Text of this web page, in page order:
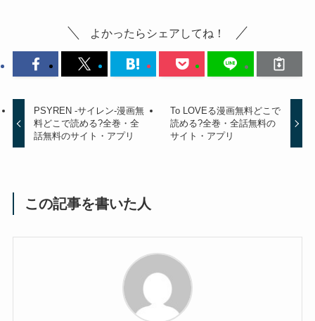
よかったらシェアしてね！
PSYREN -サイレン-漫画無
料どこで読める?全巻・全
話無料のサイト・アプリ
To LOVEる漫画無料どこで
読める?全巻・全話無料の
サイト・アプリ
この記事を書いた人